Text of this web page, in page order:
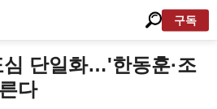
구독
심 단일화…'한동훈·조
다